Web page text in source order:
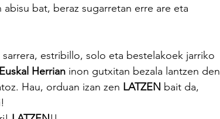
bat, beraz sugarretan erre are eta
estribillo, solo eta bestelakoek jarriko
Euskal Herrian inon gutxitan bezala lantzen den
Hau, orduan izan zen LATZEN bait da,